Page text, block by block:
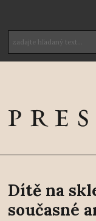
Dítě na
současné